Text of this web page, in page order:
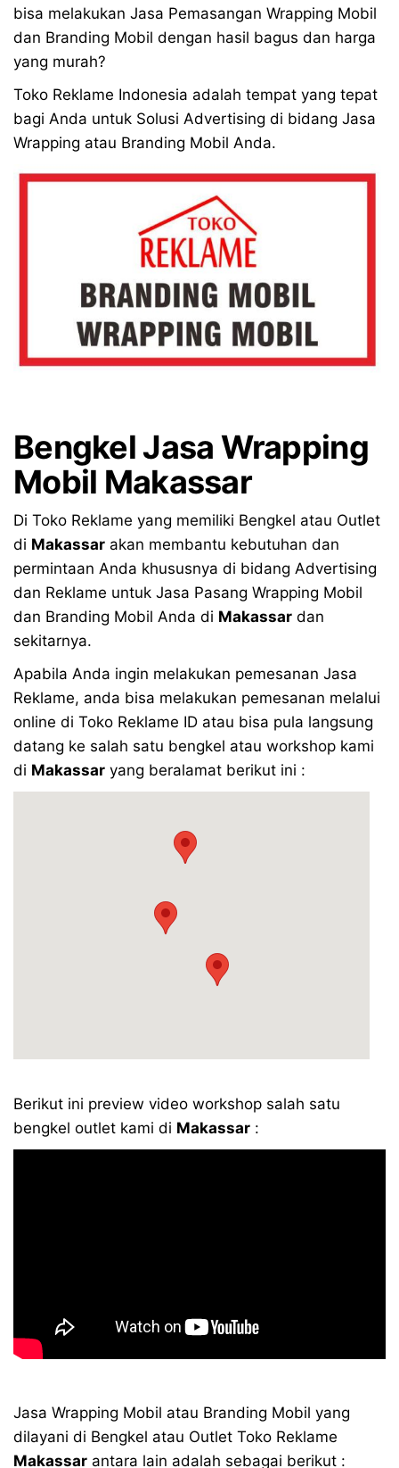
bisa melakukan Jasa Pemasangan Wrapping Mobil
dan Branding Mobil dengan hasil bagus dan harga
yang murah?
Toko Reklame Indonesia adalah tempat yang tepat
bagi Anda untuk Solusi Advertising di bidang Jasa
Wrapping atau Branding Mobil Anda.
Bengkel Jasa Wrapping
Mobil Makassar
Di Toko Reklame yang memiliki Bengkel atau Outlet
di Makassar akan membantu kebutuhan dan
permintaan Anda khususnya di bidang Advertising
dan Reklame untuk Jasa Pasang Wrapping Mobil
dan Branding Mobil Anda di Makassar dan
sekitarnya.
Apabila Anda ingin melakukan pemesanan Jasa
Reklame, anda bisa melakukan pemesanan melalui
online di Toko Reklame ID atau bisa pula langsung
datang ke salah satu bengkel atau workshop kami
di Makassar yang beralamat berikut ini :
Berikut ini preview video workshop salah satu
bengkel outlet kami di Makassar :
Jasa Wrapping Mobil atau Branding Mobil yang
dilayani di Bengkel atau Outlet Toko Reklame
Makassar antara lain adalah sebagai berikut :